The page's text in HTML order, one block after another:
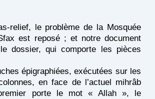
relief, le problème de la Mosquée
est reposé ; et notre document
dossier, qui comporte les pièces
épigraphiées, exécutées sur les
en face de l’actuel mihrâb
porte le mot « Allah », le